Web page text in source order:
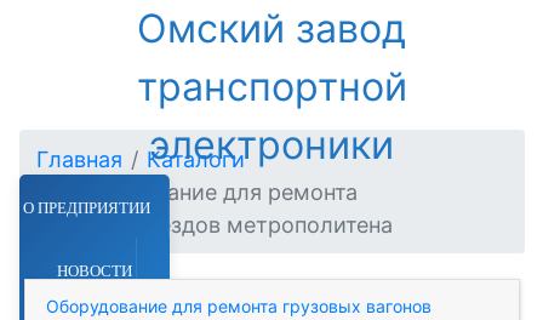
Омский завод
транспортной
электроники
О ПРЕДПРИЯТИИ
НОВОСТИ
Главная
Каталоги
Оборудование для ремонта
электропоездов метрополитена
Оборудование для ремонта грузовых вагонов